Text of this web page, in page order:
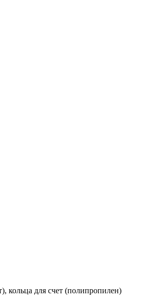
кольца для счет (полипропилен)